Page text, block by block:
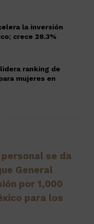
la inversión
crece 28.3%
ranking de
mujeres en
se da
General
por 1,000
para los